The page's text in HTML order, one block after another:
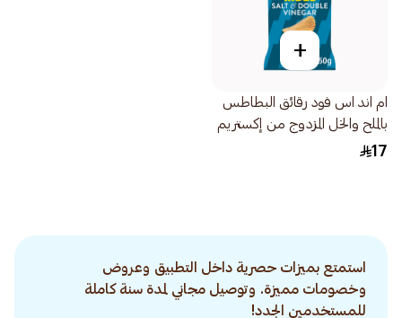
+
ام اند اس فود رقائق البطاطس
بالملح والخل المزدوج من إكستريم
ريدج 150جرام
17
استمتع بميزات حصرية داخل التطبيق وعروض
وخصومات مميزة. وتوصيل مجاني لمدة سنة كاملة
للمستخدمين الجدد!